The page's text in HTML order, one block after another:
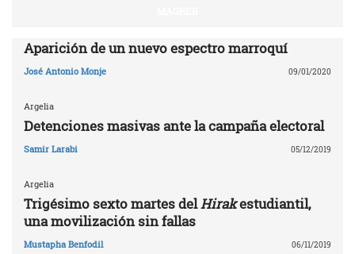
Aparición de un nuevo espectro marroquí
José Antonio Monje 09/01/2020
Argelia
Detenciones masivas ante la campaña electoral
Samir Larabi 05/12/2019
Argelia
Trigésimo sexto martes delHirakestudiantil,
una movilización sin fallas
Mustapha Benfodil 06/11/2019